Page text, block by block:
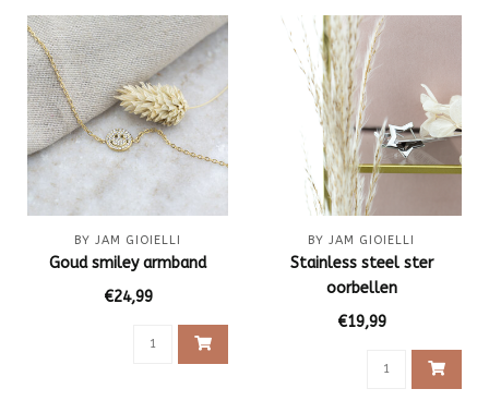
BY JAM GIOIELLI
Goud smiley armband
€24,99
BY JAM GIOIELLI
Stainless steel ster
oorbellen
€19,99